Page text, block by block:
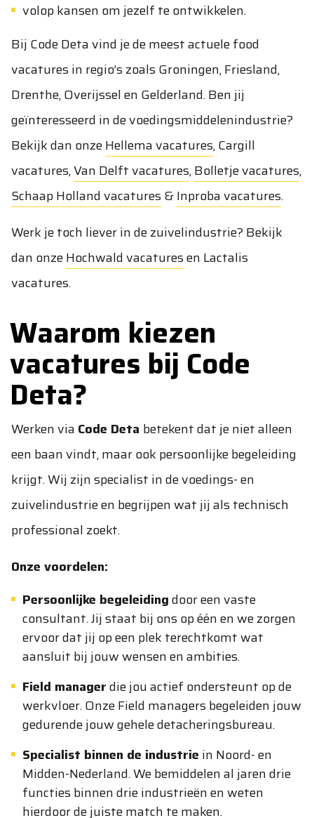
volop kansen om jezelf te ontwikkelen.
Bij Code Deta vind je de meest actuele food
vacatures in regio’s zoals Groningen, Friesland,
Drenthe, Overijssel en Gelderland. Ben jij
geïnteresseerd in de voedingsmiddelenindustrie?
Bekijk dan onzeHellema vacatures,Cargill
vacatures,Van Delft vacatures,Bolletje vacatures,
Schaap Holland vacatures&Inproba vacatures.
Werk je toch liever in de zuivelindustrie? Bekijk
dan onzeHochwald vacaturesen Lactalis
vacatures.
Waarom kiezen
vacatures bij Code
Deta?
Werken via Code Deta betekent dat je niet alleen
een baan vindt, maar ook persoonlijke begeleiding
krijgt. Wij zijn specialist in de voedings- en
zuivelindustrie en begrijpen wat jij als technisch
professional zoekt.
Onze voordelen:
Persoonlijke begeleidingdoor een vaste
consultant. Jij staat bij ons op één en we zorgen
ervoor dat jij op een plek terechtkomt wat
aansluit bij jouw wensen en ambities.
Field managerdie jou actief ondersteunt op de
werkvloer. Onze Field managers begeleiden jouw
gedurende jouw gehele detacheringsbureau.
Specialist binnen de industrie in Noord- en
Midden-Nederland. We bemiddelen al jaren drie
functies binnen drie industrieën en weten
hierdoor de juiste match te maken.